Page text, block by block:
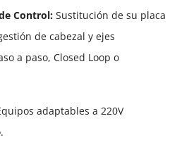
Control: Sustitución de su placa
de cabezal y ejes
a paso, Closed Loop o
adaptables a 220V